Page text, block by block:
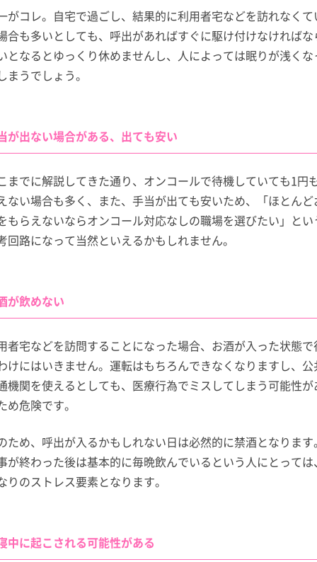
がコレ。自宅で過ごし、結果的に利用者宅などを訪れなくて
合も多いとしても、呼出があればすぐに駆け付けなければな
となるとゆっくり休めませんし、人によっては眠りが浅くな
まうでしょう。
が出ない場合がある、出ても安い
までに解説してきた通り、オンコールで待機していても1円
ない場合も多く、また、手当が出ても安いため、「ほとんど
もらえないならオンコール対応なしの職場を選びたい」とい
回路になって当然といえるかもしれません。
が飲めない
者宅などを訪問することになった場合、お酒が入った状態で
けにはいきません。運転はもちろんできなくなりますし、公
機関を使えるとしても、医療行為でミスしてしまう可能性が
め危険です。
ため、呼出が入るかもしれない日は必然的に禁酒となります
が終わった後は基本的に毎晩飲んでいるという人にとっては
りのストレス要素となります。
中に起こされる可能性がある